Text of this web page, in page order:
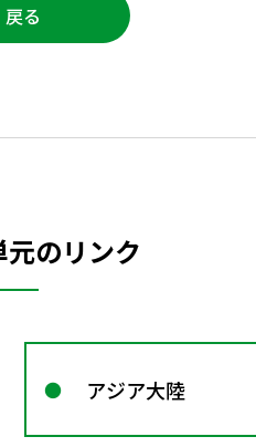
戻る
のリンク
アジア大陸